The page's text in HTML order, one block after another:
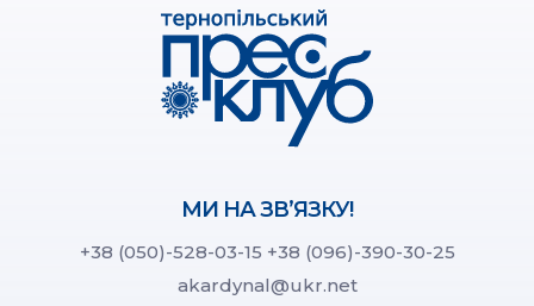
МИ НА ЗВ’ЯЗКУ!
+38 (050)-528-03-15 +38 (096)-390-30-25
akardynal@ukr.net